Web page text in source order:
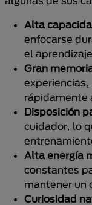
Alta
enfocarse
el
Gran
rápidamente
Disposición
cuidador, lo
Alta energía
constantes
mantener un
Curiosidad